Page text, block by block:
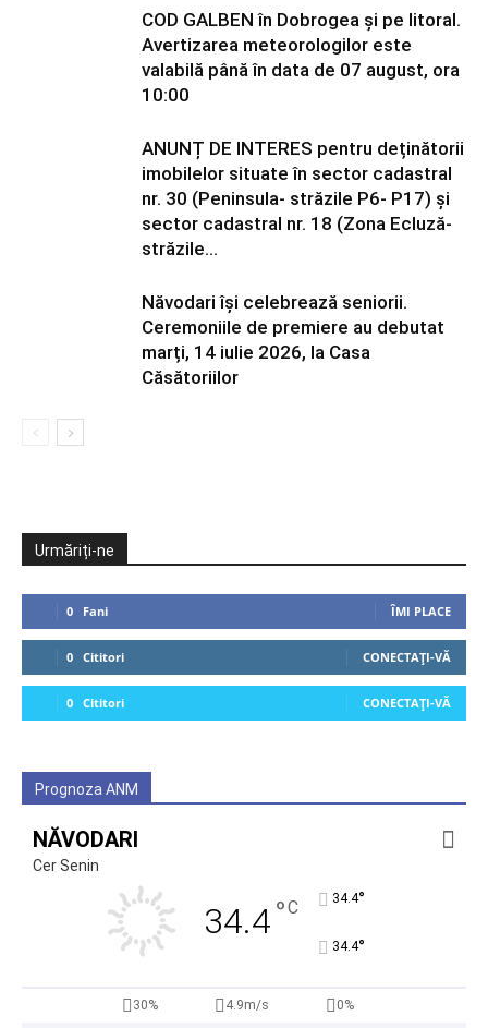
COD GALBEN în Dobrogea și pe litoral.
Avertizarea meteorologilor este
valabilă până în data de 07 august, ora
10:00
ANUNȚ DE INTERES pentru deținătorii
imobilelor situate în sector cadastral
nr. 30 (Peninsula- străzile P6- P17) și
sector cadastral nr. 18 (Zona Ecluză-
străzile...
Năvodari își celebrează seniorii.
Ceremoniile de premiere au debutat
marți, 14 iulie 2026, la Casa
Căsătoriilor
Urmăriți-ne
0 Fani ÎMI PLACE
0 Cititori CONECTAȚI-VĂ
0 Cititori CONECTAȚI-VĂ
Prognoza ANM
NĂVODARI
Cer Senin
34.4°C 34.4°
34.4°
30% 4.9m/s 0%